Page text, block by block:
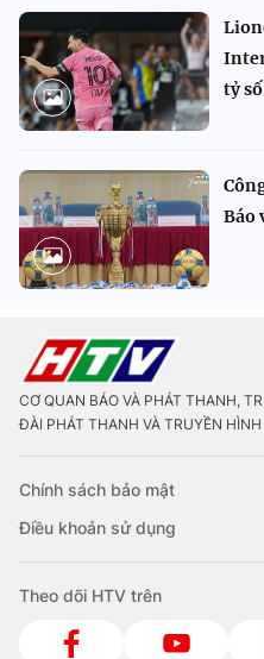
tỷ
Báo
CƠ QUAN BÁO VÀ PHÁT THANH,
ĐÀI PHÁT THANH VÀ TRUYỀN
Chính sách bảo mật
Điều khoản sử dụng
Theo dõi HTV trên